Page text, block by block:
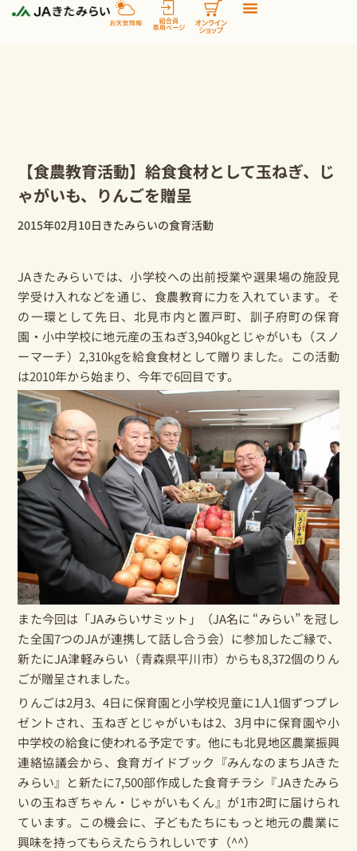
【食農教育活動】給食食材として玉ねぎ、じ
ゃがいも、りんごを贈呈
2015年02月10日 きたみらいの食育活動
JAきたみらいでは、小学校への出前授業や選果場の施設見
学受け入れなどを通じ、食農教育に力を入れています。そ
の一環として先日、北見市内と置戸町、訓子府町の保育
園・小中学校に地元産の玉ねぎ3,940kgとじゃがいも（スノ
ーマーチ）2,310kgを給食食材として贈りました。この活動
は2010年から始まり、今年で6回目です。
また今回は「JAみらいサミット」（JA名に “みらい” を冠し
た全国7つのJAが連携して話し合う会）に参加したご縁で、
新たにJA津軽みらい（青森県平川市）からも8,372個のりん
ごが贈呈されました。
りんごは2月3、4日に保育園と小学校児童に1人1個ずつプレ
ゼントされ、玉ねぎとじゃがいもは2、3月中に保育園や小
中学校の給食に使われる予定です。他にも北見地区農業振興
連絡協議会から、食育ガイドブック『みんなのまちJAきた
みらい』と新たに7,500部作成した食育チラシ『JAきたみら
いの玉ねぎちゃん・じゃがいもくん』が1市2町に届けられ
ています。この機会に、子どもたちにもっと地元の農業に
興味を持ってもらえたらうれしいです（^^）